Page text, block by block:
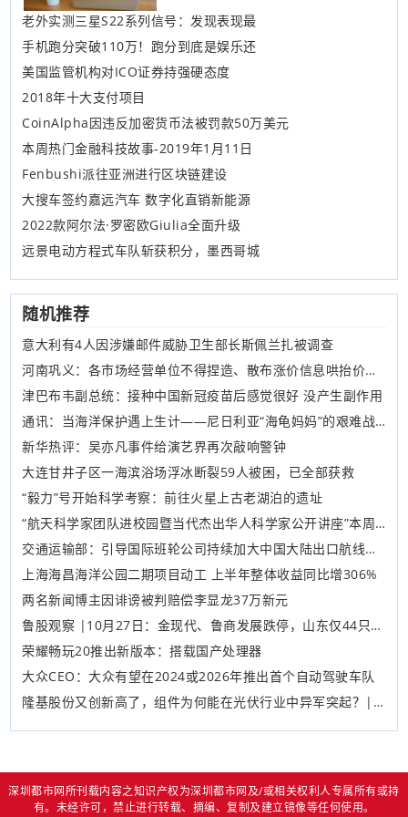
老外实测三星S22系列信号：发现表现最
手机跑分突破110万！跑分到底是娱乐还
美国监管机构对ICO证券持强硬态度
2018年十大支付项目
CoinAlpha因违反加密货币法被罚款50万美元
本周热门金融科技故事-2019年1月11日
Fenbushi派往亚洲进行区块链建设
大搜车签约嘉远汽车 数字化直销新能源
2022款阿尔法·罗密欧Giulia全面升级
远景电动方程式车队斩获积分，墨西哥城
随机推荐
意大利有4人因涉嫌邮件威胁卫生部长斯佩兰扎被调查
河南巩义：各市场经营单位不得捏造、散布涨价信息哄抬价格，不得囤积市场供应紧张商品
津巴布韦副总统：接种中国新冠疫苗后感觉很好 没产生副作用
通讯：当海洋保护遇上生计——尼日利亚“海龟妈妈”的艰难战斗
新华热评：吴亦凡事件给演艺界再次敲响警钟
大连甘井子区一海滨浴场浮冰断裂59人被困，已全部获救
“毅力”号开始科学考察：前往火星上古老湖泊的遗址
“航天科学家团队进校园暨当代杰出华人科学家公开讲座”本周将在香港举行
交通运输部：引导国际班轮公司持续加大中国大陆出口航线运力供给
上海海昌海洋公园二期项目动工 上半年整体收益同比增306%
两名新闻博主因诽谤被判赔偿李显龙37万新元
鲁股观察 |10月27日：金现代、鲁商发展跌停，山东仅44只股上涨
荣耀畅玩20推出新版本：搭载国产处理器
大众CEO：大众有望在2024或2026年推出首个自动驾驶车队
隆基股份又创新高了，组件为何能在光伏行业中异军突起？| A股2021中期投资策略⑨
深圳都市网所刊载内容之知识产权为深圳都市网及/或相关权利人专属所有或持
有。未经许可，禁止进行转载、摘编、复制及建立镜像等任何使用。